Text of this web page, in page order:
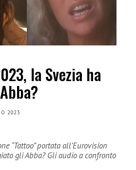
la Svezia ha
2023
“Tattoo” portata all’Eurovision
gli Abba? Gli audio a confronto